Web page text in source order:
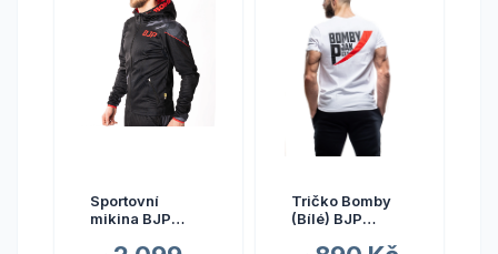
Sportovní
mikina BJP
Tričko Bomby
(Bílé) BJP